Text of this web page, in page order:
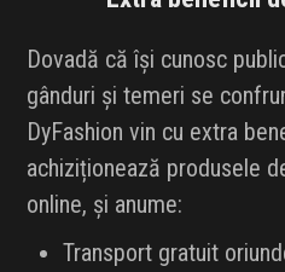
Dovadă că își cunosc
gânduri și temeri se
DyFashion vin cu extra
achiziționează produsele
online, și anume:
Transport gratuit